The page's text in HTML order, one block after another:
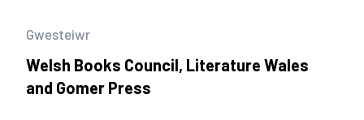
Gwesteiwr
Welsh Books Council, Literature Wales
and Gomer Press